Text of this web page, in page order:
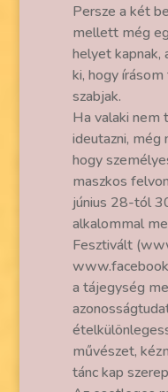
Persze a két
mellett még
helyet kapnak,
ki, hogy
szabjak.
Ha valaki nem
ideutazni, még
hogy
maszkos
június 28-tól
alkalommal
Fesztivált
a tájegység
művészet,
tánc kap